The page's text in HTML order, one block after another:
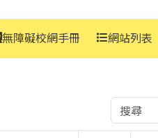
無障礙校網手冊 網站列表